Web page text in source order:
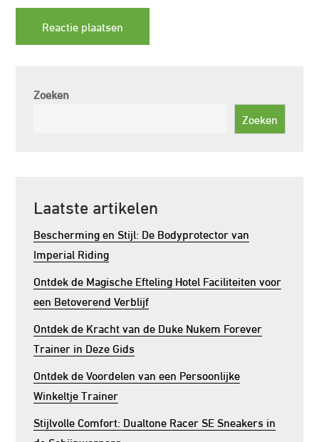
Zoeken
Zoeken
Laatste artikelen
Bescherming en Stijl: De Bodyprotector van
Imperial Riding
Ontdek de Magische Efteling Hotel Faciliteiten voor
een Betoverend Verblijf
Ontdek de Kracht van de Duke Nukem Forever
Trainer in Deze Gids
Ontdek de Voordelen van een Persoonlijke
Winkeltje Trainer
Stijlvolle Comfort: Dualtone Racer SE Sneakers in